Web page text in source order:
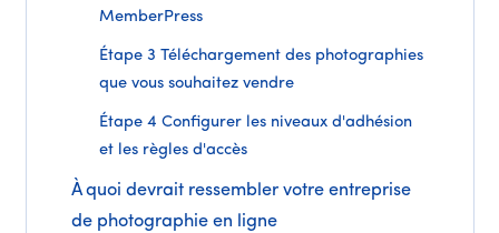
MemberPress
Étape 3 Téléchargement des photographies
que vous souhaitez vendre
Étape 4 Configurer les niveaux d'adhésion
et les règles d'accès
À quoi devrait ressembler votre entreprise
de photographie en ligne